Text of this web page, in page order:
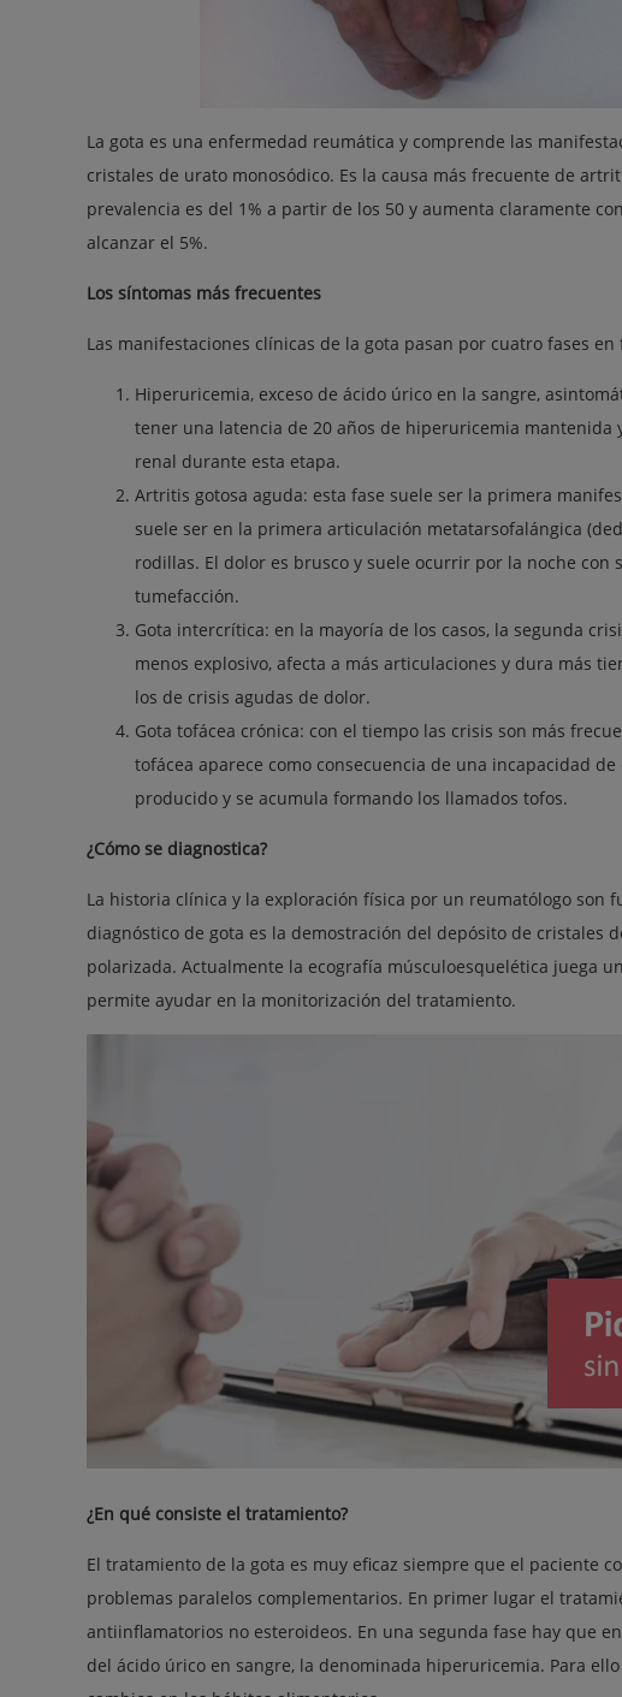
La gota es una enfermedad reumática y comprende las
cristales de urato monosódico. Es la causa más frecuente de
prevalencia es del 1% a partir de los 50 y aumenta claramente
alcanzar el 5%.
Los síntomas más frecuentes
Las manifestaciones clínicas de la gota pasan por cuatro fases
Hiperuricemia, exceso de ácido úrico en la sangre,
tener una latencia de 20 años de hiperuricemia mantenida
renal durante esta etapa.
Artritis gotosa aguda: esta fase suele ser la primera
suele ser en la primera articulación metatarsofalángica
rodillas. El dolor es brusco y suele ocurrir por la noche con
tumefacción.
Gota intercrítica: en la mayoría de los casos, la segunda
menos explosivo, afecta a más articulaciones y dura más
los de crisis agudas de dolor.
Gota tofácea crónica: con el tiempo las crisis son más
tofácea aparece como consecuencia de una incapacidad
producido y se acumula formando los llamados tofos.
¿Cómo se diagnostica?
La historia clínica y la exploración física por un reumatólogo son
diagnóstico de gota es la demostración del depósito de cristales
polarizada. Actualmente la ecografía músculoesquelética juega
permite ayudar en la monitorización del tratamiento.
¿En qué consiste el tratamiento?
El tratamiento de la gota es muy eficaz siempre que el paciente
problemas paralelos complementarios. En primer lugar el
antiinflamatorios no esteroideos. En una segunda fase hay que
del ácido úrico en sangre, la denominada hiperuricemia. Para